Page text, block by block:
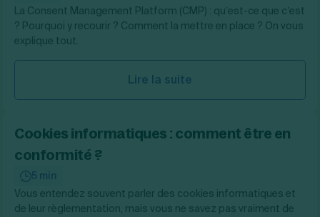
La Consent Management Platform (CMP) : qu’est-ce que c’est
? Pourquoi y recourir ? Comment la mettre en place ? On vous
explique tout.
Lire la suite
Cookies informatiques : comment être en
conformité ?
5 min
Vous entendez souvent parler des cookies informatiques et
de leur règlementation, mais vous ne savez pas vraiment de